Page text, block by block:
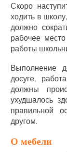
Скоро
ходить в
должно
рабочее
работы
Выполнение
досуге,
должны
ухудшалось
правильной
другом.
О мебели